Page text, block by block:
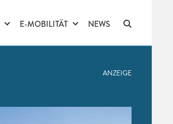
E-MOBILITÄT NEWS
ANZEIGE